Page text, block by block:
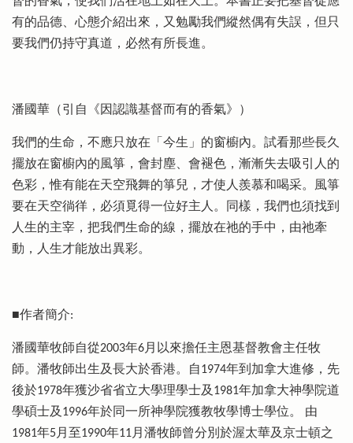
有的品德、心態介紹出來，又勉勵我們縱然偶有失誤，但只
要我們仍持守真道，必然有所長進。
潘國華（引自《因認識基督而有的香氣》）
我們的生命，不應只放在「今生」的窗櫥內。試看那些長久
擺放在窗櫥內的風箏，會封塵、會褪色，漸漸失去吸引人的
色彩，惟有能在天空飛舞的箏兒，才使人羨慕和喝采。風箏
要在天空徜徉，必須覓得一位好主人。同樣，我們也須找到
人生的主宰，把我們生命的線，擺放在祂的手中，由祂牽
動，人生才能放出異彩。
■作者簡介:
潘國華牧師自從2003年6月以來擔任主恩基督教會主任牧
師。潘牧師出生及長大於香港。自1974年到加拿大進修，先
後於1978年獲沙省省立大學理學士及1981年加拿大神學院道
學碩士及1996年於同一所神學院獲教牧學博士學位。 由
1981年5月至1990年11月潘牧師曾分別於渥太華及京士頓之